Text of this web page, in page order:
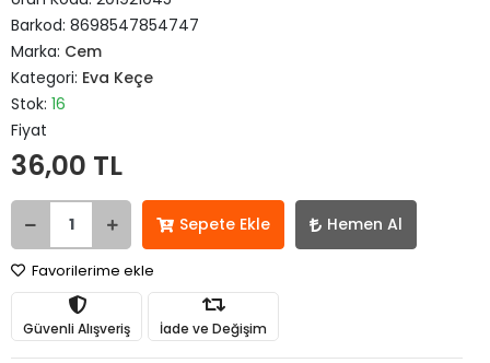
Barkod: 8698547854747
Marka: Cem
Kategori: Eva Keçe
Stok: 16
Fiyat
36,00 TL
Sepete Ekle Hemen Al
Favorilerime ekle
Güvenli Alışveriş İade ve Değişim